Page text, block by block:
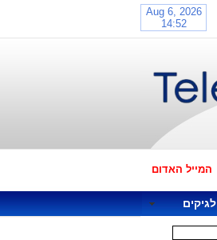
המייל האדום
לגיקים